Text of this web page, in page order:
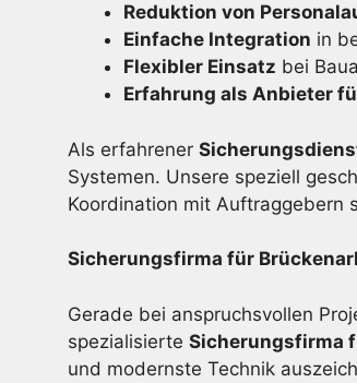
Reduktion von
Einfache Integration in
Flexibler Einsatz bei
Erfahrung als Anbieter
Als erfahrener
Systemen. Unsere speziell
Koordination mit Auftraggebern
Sicherungsfirma für
Gerade bei anspruchsvollen
spezialisierte Sicherungsfirma
und modernste Technik